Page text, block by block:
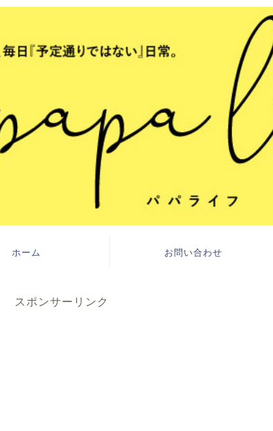
ホーム お問い合わせ
スポンサーリンク